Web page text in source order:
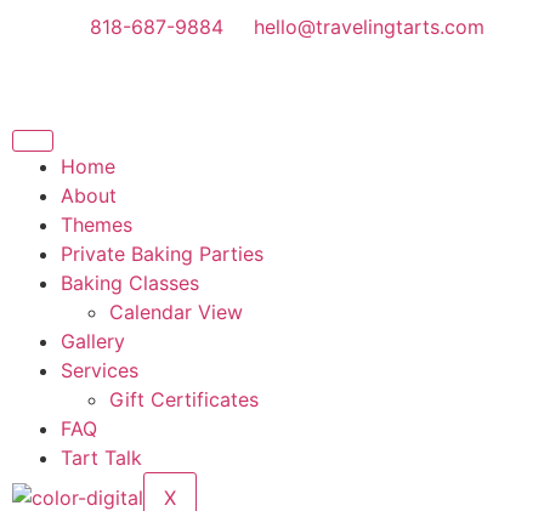
818-687-9884 hello@travelingtarts.com
Home
About
Themes
Private Baking Parties
Baking Classes
Calendar View
Gallery
Services
Gift Certificates
FAQ
Tart Talk
X